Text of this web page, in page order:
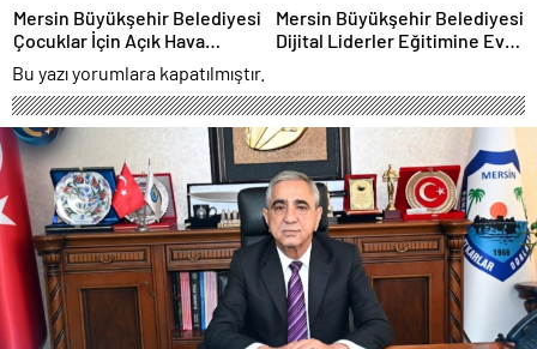
Mersin Büyükşehir Belediyesi
Çocuklar İçin Açık Hava
Sineması Kurdu
Mersin Büyükşehir Belediyesi
Dijital Liderler Eğitimine Ev
Bu yazı yorumlara kapatılmıştır.